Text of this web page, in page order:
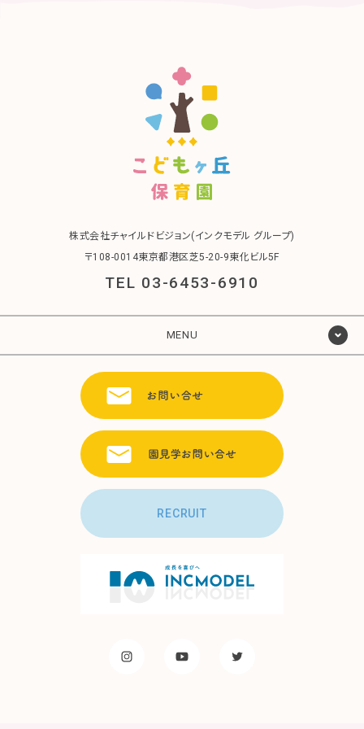
株式会社チャイルドビジョン(インクモデル グループ)
〒108-0014東京都港区芝5-20-9東化ビル5F
TEL 03-6453-6910
MENU
RECRUIT